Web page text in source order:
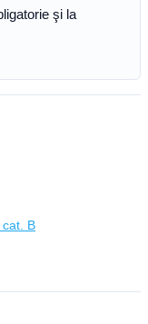
şi la
B